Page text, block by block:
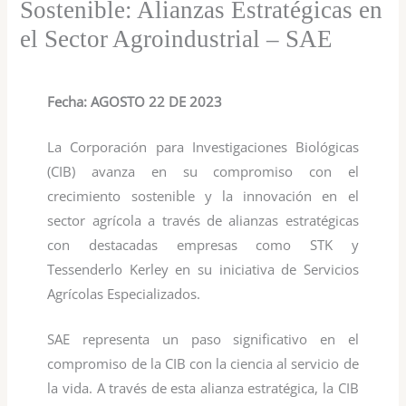
Sostenible: Alianzas Estratégicas en
el Sector Agroindustrial – SAE
Fecha: AGOSTO 22 DE 2023
La Corporación para Investigaciones Biológicas
(CIB) avanza en su compromiso con el
crecimiento sostenible y la innovación en el
sector agrícola a través de alianzas estratégicas
con destacadas empresas como STK y
Tessenderlo Kerley en su iniciativa de Servicios
Agrícolas Especializados.
SAE representa un paso significativo en el
compromiso de la CIB con la ciencia al servicio de
la vida. A través de esta alianza estratégica, la CIB